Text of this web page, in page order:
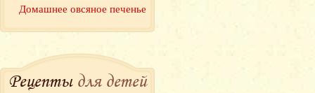
Домашнее овсяное печенье
Рецепты для детей